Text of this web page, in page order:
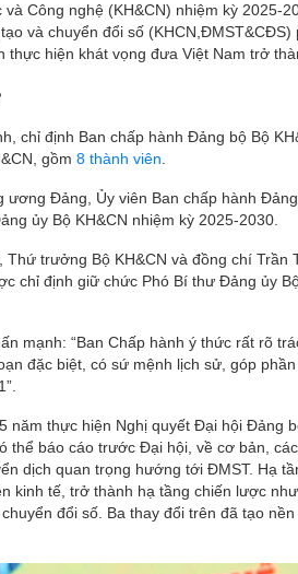
Công nghệ (KH&CN) nhiệm kỳ 2025-
và chuyển đổi số
hiện khát vọng đưa Việt Nam trở
chỉ định Ban chấp hành Đảng bộ Bộ
gồm 8 thành viên
Đảng, Ủy viên Ban chấp hành
ủy Bộ KH&CN nhiệm kỳ 2025-2030.
trưởng Bộ KH&CN và đồng chí Trần
chỉ định giữ chức Phó Bí thư Đảng ủy
mạnh: “Ban Chấp hành ý thức rất rõ
đặc biệt, có sứ mệnh lịch sử, góp
thực hiện Nghị quyết Đại hội Đảng
thể báo cáo trước Đại hội, về cơ bản,
dịch quan trọng hướng tới ĐMST. Hạ
kinh tế, trở thành hạ tầng chiến lược
đổi số. Ba thay đổi trên đã tạo